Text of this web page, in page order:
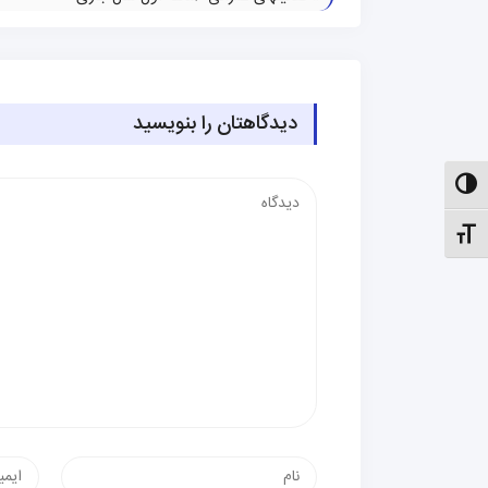
حالت کنتراست بالا
تنظیم اندازهٔ فونت
دیدگاهتان را بنویسید
پست